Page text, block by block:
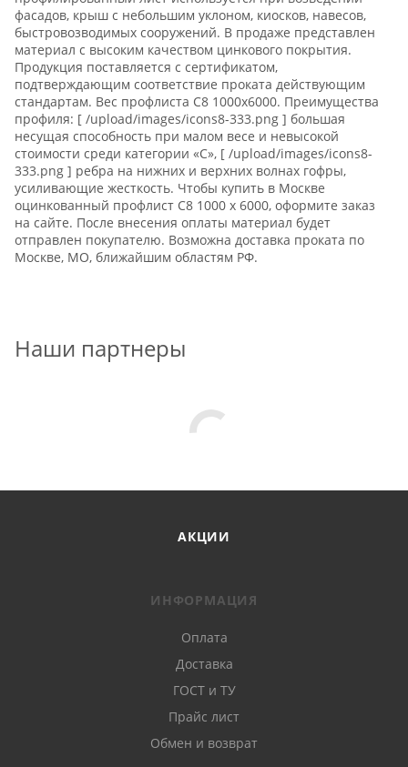
фасадов, крыш с небольшим уклоном, киосков, навесов,
быстровозводимых сооружений. В продаже представлен
материал с высоким качеством цинкового покрытия.
Продукция поставляется с сертификатом,
подтверждающим соответствие проката действующим
стандартам. Вес профлиста C8 1000x6000. Преимущества
профиля: [ /upload/images/icons8-333.png ] большая
несущая способность при малом весе и невысокой
стоимости среди категории «С», [ /upload/images/icons8-
333.png ] ребра на нижних и верхних волнах гофры,
усиливающие жесткость. Чтобы купить в Москве
оцинкованный профлист С8 1000 x 6000, оформите заказ
на сайте. После внесения оплаты материал будет
отправлен покупателю. Возможна доставка проката по
Москве, МО, ближайшим областям РФ.
Наши партнеры
АКЦИИ
ИНФОРМАЦИЯ
Оплата
Доставка
ГОСТ и ТУ
Прайс лист
Обмен и возврат